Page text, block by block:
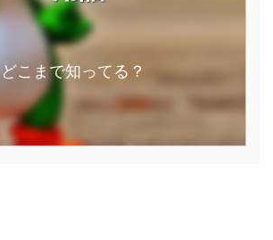
どこまで知ってる？